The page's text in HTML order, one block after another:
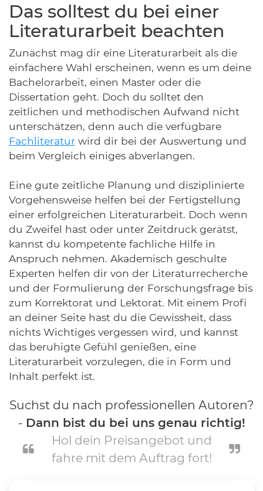
Das solltest du bei einer
Literaturarbeit beachten
Zunächst mag dir eine Literaturarbeit als die
einfachere Wahl erscheinen, wenn es um deine
Bachelorarbeit, einen Master oder die
Dissertation geht. Doch du solltet den
zeitlichen und methodischen Aufwand nicht
unterschätzen, denn auch die verfügbare
Fachliteratur wird dir bei der Auswertung und
beim Vergleich einiges abverlangen.
Eine gute zeitliche Planung und disziplinierte
Vorgehensweise helfen bei der Fertigstellung
einer erfolgreichen Literaturarbeit. Doch wenn
du Zweifel hast oder unter Zeitdruck gerätst,
kannst du kompetente fachliche Hilfe in
Anspruch nehmen. Akademisch geschulte
Experten helfen dir von der Literaturrecherche
und der Formulierung der Forschungsfrage bis
zum Korrektorat und Lektorat. Mit einem Profi
an deiner Seite hast du die Gewissheit, dass
nichts Wichtiges vergessen wird, und kannst
das beruhigte Gefühl genießen, eine
Literaturarbeit vorzulegen, die in Form und
Inhalt perfekt ist.
Suchst du nach professionellen Autoren?
- Dann bist du bei uns genau richtig!
Hol dein Preisangebot und
fahre mit dem Auftrag fort!